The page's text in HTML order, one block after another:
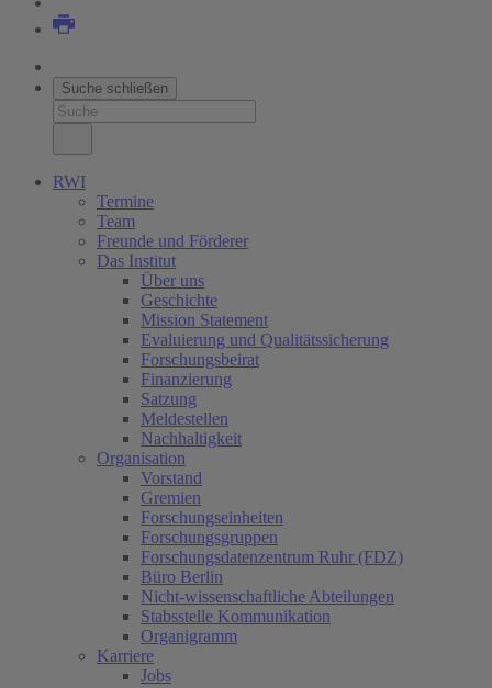
Suche schließen
RWI
Termine
Team
Freunde und Förderer
Das Institut
Über uns
Geschichte
Mission Statement
Evaluierung und Qualitätssicherung
Forschungsbeirat
Finanzierung
Satzung
Meldestellen
Nachhaltigkeit
Organisation
Vorstand
Gremien
Forschungseinheiten
Forschungsgruppen
Forschungsdatenzentrum Ruhr (FDZ)
Büro Berlin
Nicht-wissenschaftliche Abteilungen
Stabsstelle Kommunikation
Organigramm
Karriere
Jobs